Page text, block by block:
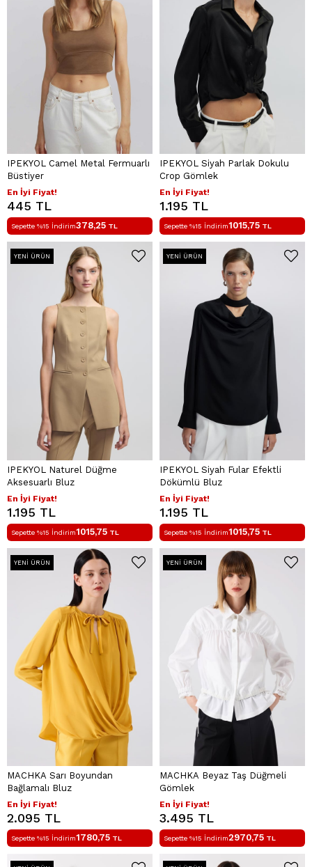
IPEKYOL Camel Metal Fermuarlı
Büstiyer
En İyi Fiyat!
445 TL
Sepette %15 İndirim378,25 TL
IPEKYOL Siyah Parlak Dokulu
Crop Gömlek
En İyi Fiyat!
1.195 TL
Sepette %15 İndirim1015,75 TL
YENI ÜRÜN
IPEKYOL Naturel Düğme
Aksesuarlı Bluz
En İyi Fiyat!
1.195 TL
Sepette %15 İndirim1015,75 TL
YENI ÜRÜN
IPEKYOL Siyah Fular Efektli
Dökümlü Bluz
En İyi Fiyat!
1.195 TL
Sepette %15 İndirim1015,75 TL
YENI ÜRÜN
MACHKA Sarı Boyundan
Bağlamalı Bluz
En İyi Fiyat!
2.095 TL
Sepette %15 İndirim1780,75 TL
YENI ÜRÜN
MACHKA Beyaz Taş Düğmeli
Gömlek
En İyi Fiyat!
3.495 TL
Sepette %15 İndirim2970,75 TL